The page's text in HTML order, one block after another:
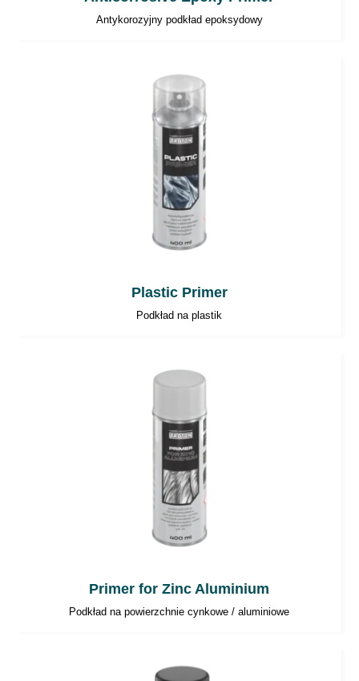
Antykorozyjny podkład epoksydowy
Plastic Primer
Podkład na plastik
Primer for Zinc Aluminium
Podkład na powierzchnie cynkowe / aluminiowe